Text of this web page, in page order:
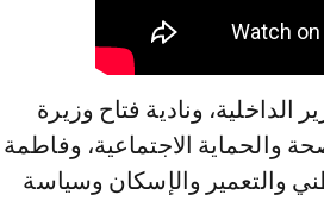
ونادية فتاح وزيرة
والحماية الاجتماعية، وفاطمة
والتعمير والإسكان وسياسة